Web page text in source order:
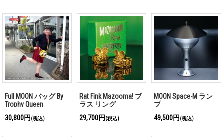
Full MOON バッグ By
Trophy Queen
30,800円 (税込)
Rat Fink Mazooma! ブ
ラス リング
29,700円 (税込)
MOON Space-M ラン
プ
49,500円 (税込)